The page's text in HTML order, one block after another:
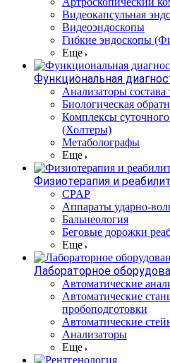
Видеокапсульная
Видеоэндоскопы
Гибкие эндоскопы
Еще
Функциональная
Анализаторы состава
Биологическая
Комплексы
(Холтеры)
Метаболографы
Еще
Физиотерапия и
CPAP
Аппараты ударно-
Бальнеология
Беговые дорожки
Еще
Лабораторное
Автоматические
Автоматические
пробоподготовки
Автоматические
Анализаторы
Еще